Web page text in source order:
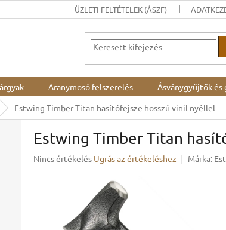
ÜZLETI FELTÉTELEK (ÁSZF)
Aranymosó felszerelés Ásványgyűjtők és
Estwing Timber Titan hasítófejsze hosszú vinil nyéllel
Estwing Timber Titan
A
Nincs értékelés Ugrás az értékeléshez Márka: